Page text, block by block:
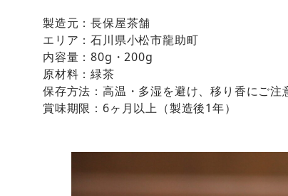
製造元：長保屋茶舗
エリア：石川県小松市龍助町
内容量：80g・200g
原材料：緑茶
保存方法：高温・多湿を避け、移り香にご注
賞味期限：6ヶ月以上（製造後1年）